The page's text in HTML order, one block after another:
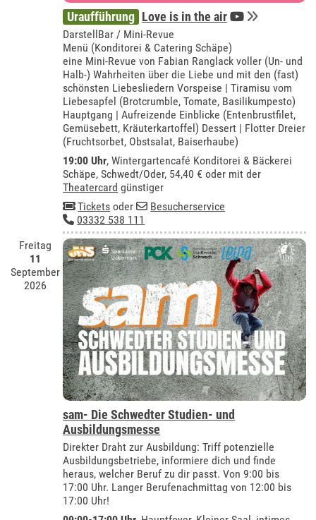
Uraufführung Love is in the air
DarstellBar / Mini-Revue
Menü (Konditorei & Catering Schäpe)
eine Mini-Revue von Fabian Ranglack voller (Un- und
Halb-) Wahrheiten über die Liebe und mit den (fast)
schönsten Liebesliedern Vorspeise | Tiramisu vom
Liebesapfel (Brotcrumble, Tomate, Basilikumpesto)
Hauptgang | Aufreizende Einblicke (Entenbrustfilet,
Gemüsebett, Kräuterkartoffel) Dessert | Flotter Dreier
(Fruchtsorbet, Obstsalat, Baiserhaube)
19:00 Uhr,Wintergartencafé Konditorei & Bäckerei
Schäpe, Schwedt/Oder, 54,40 € oder mit der
Theatercard günstiger
Tickets oder
Besucherservice
03332 538 111
Freitag
11
September
2026
sam- Die Schwedter Studien- und
Ausbildungsmesse
Direkter Draht zur Ausbildung: Triff potenzielle
Ausbildungsbetriebe, informiere dich und finde
heraus, welcher Beruf zu dir passt. Von 9:00 bis
17:00 Uhr. Langer Berufenachmittag von 12:00 bis
17:00 Uhr!